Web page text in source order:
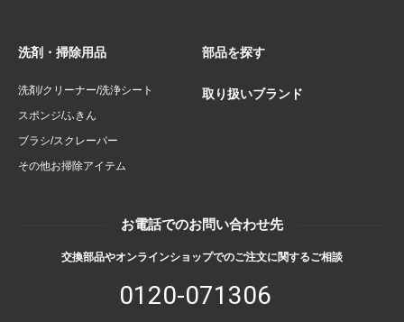
洗剤・掃除用品
洗剤/クリーナー/洗浄シート
スポンジ/ふきん
ブラシ/スクレーパー
その他お掃除アイテム
部品を探す
取り扱いブランド
お電話でのお問い合わせ先
交換部品やオンラインショップでのご注文に関するご相談
0120-071306